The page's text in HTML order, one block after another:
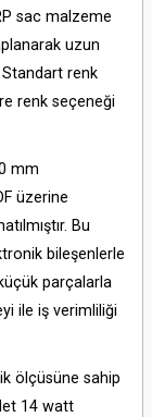
sac malzeme
uzun
Standart renk
renk seçeneği
mm
üzerine
Bu
bileşenlerle
parçalarla
ile iş verimliliği
ölçüsüne sahip
14 watt